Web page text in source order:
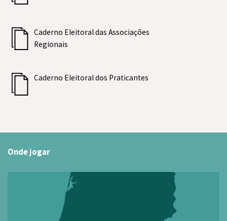
Caderno Eleitoral das Associações
Regionais
Caderno Eleitoral dos Praticantes
Onde jogar